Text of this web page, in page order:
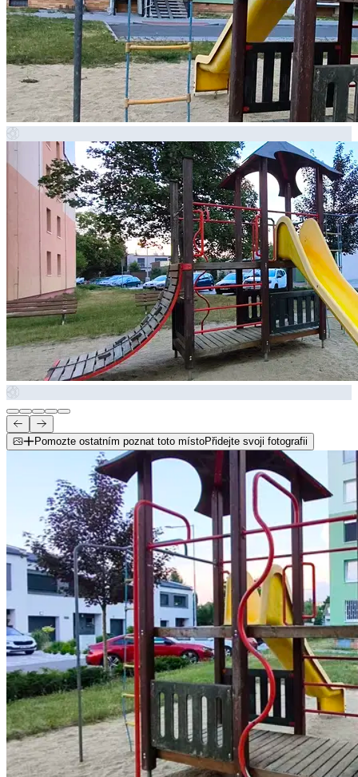
Pomozte ostatním poznat toto místoPřidejte svoji fotografii